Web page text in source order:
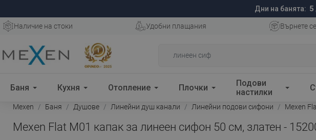
Дни на банята: 5
Наличие на стоки Удобни плащания Върнете
Баня Кухня Отопление Плочки
Подови
настилки
Mexen Баня Душове Линейни душ канали Линейни подови сифони Mexen
Mexen Flat M01 капак за линеен сифон 50 см, златен -